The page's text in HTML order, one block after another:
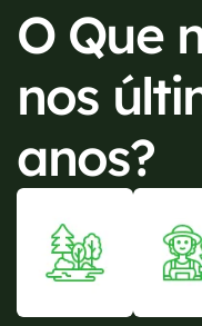
O Que
nos
anos?